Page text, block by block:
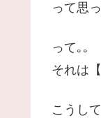
って思
って｡｡
それは
こうして